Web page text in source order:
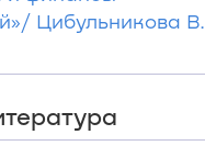
Цибульникова В.